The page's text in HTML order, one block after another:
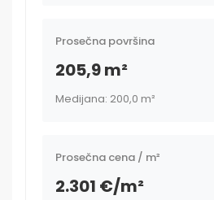
Prosečna površina
205,9 m²
Medijana: 200,0 m²
Prosečna cena / m²
2.301 €/m²